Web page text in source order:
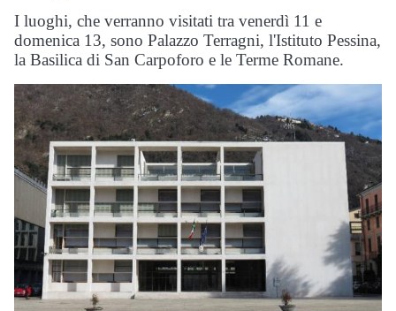
I luoghi, che verranno visitati tra venerdì 11 e
domenica 13, sono Palazzo Terragni, l'Istituto Pessina,
la Basilica di San Carpoforo e le Terme Romane.